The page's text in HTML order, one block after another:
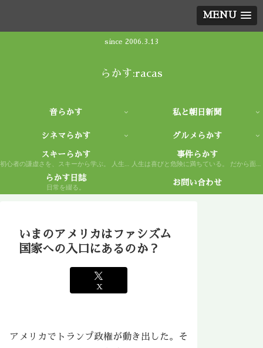
MENU
since 2006.3.13
らかす:racas
音らかす 私と朝日新聞
シネマらかす グルメらかす
スキーらかす
初心者の謙虚さを、スキーから学ぶ。 人生もまた然り。
事件らかす
人生は喜びと危険に満ちている。 だから面白い。
らかす日誌
日常を綴る。
お問い合わせ
いまのアメリカはファシズム
国家への入口にあるのか？
X
アメリカでトランプ政権が動き出した。そ